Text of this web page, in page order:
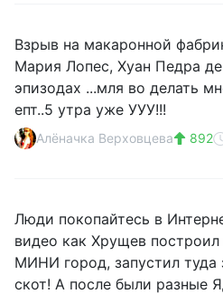
Взрыв на макаронной
Мария Лопес, Хуан Педра
эпизодах ...мля во делать
епт..5 утра уже УУУ!!!
Алёначка Верховцева 892
Люди покопайтесь в
видео как Хрущев
МИНИ город, запустил
скот! А после были разные